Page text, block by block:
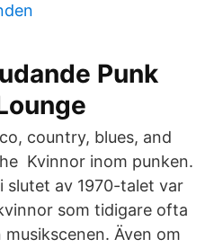
Punk
country, blues, and
Kvinnor inom punken.
slutet av 1970-talet var
som tidigare ofta
Även om